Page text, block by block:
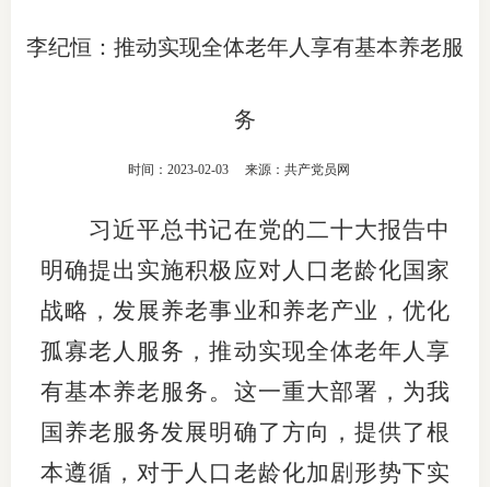
自律规
会员管
资格管
风险管
资产管
李纪恒：推动实现全体老年人享有基本养老服
务
时间：2023-02-03 来源：共产党员网
习近平总书记在党的二十大报告中
明确提出实施积极应对人口老龄化国家
战略，发展养老事业和养老产业，优化
孤寡老人服务，推动实现全体老年人享
有基本养老服务。这一重大部署，为我
国养老服务发展明确了方向，提供了根
本遵循，对于人口老龄化加剧形势下实
诉
受
理
渠
道